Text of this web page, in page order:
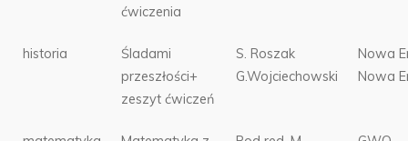
ćwiczenia
historia
Śladami
przeszłości+
zeszyt ćwiczeń
S. Roszak
G.Wojciechowski
Nowa
Nowa